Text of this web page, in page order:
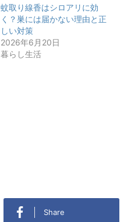
蚊取り線香はシロアリに効
く？巣には届かない理由と正
しい対策
2026年6月20日
暮らし生活
Share